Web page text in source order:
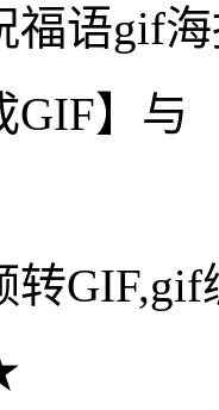
福语gif
GIF】与
转GIF,gif